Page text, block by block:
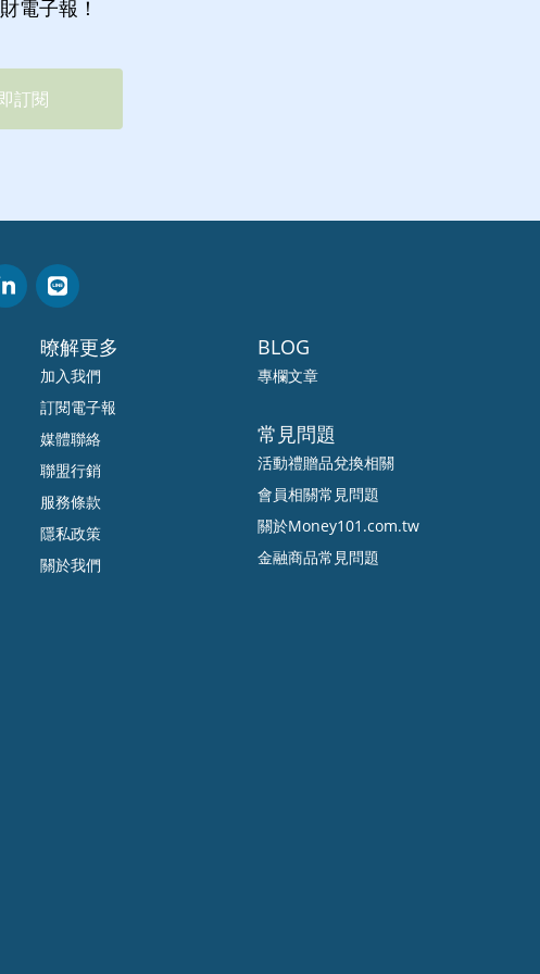
電子報！
暸解更多
加入我們
訂閱電子報
媒體聯絡
聯盟行銷
服務條款
隱私政策
關於我們
BLOG
專欄文章
常見問題
活動禮贈品兌換相關
會員相關常見問題
關於Money101.com.tw
金融商品常見問題